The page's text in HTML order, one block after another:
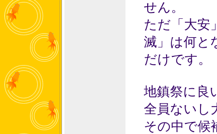
せん。
ただ「大安
滅」は何と
だけです。
地鎮祭に良
全員ないし
その中で候